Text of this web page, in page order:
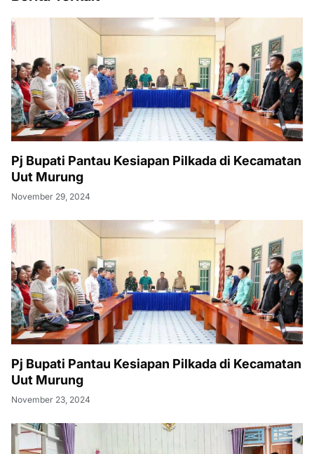
Pj Bupati Pantau Kesiapan Pilkada di Kecamatan
Uut Murung
November 29, 2024
Pj Bupati Pantau Kesiapan Pilkada di Kecamatan
Uut Murung
November 23, 2024